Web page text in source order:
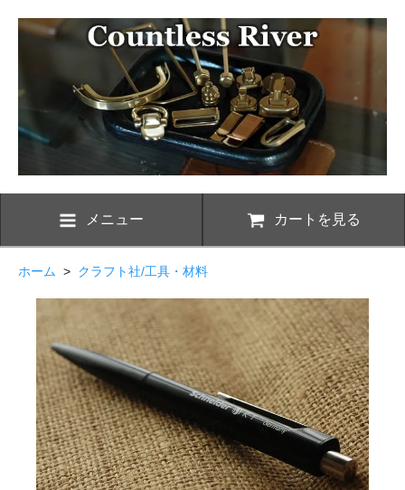
メニュー カートを見る
ホーム > クラフト社/工具・材料